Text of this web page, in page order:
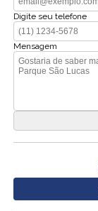
Digite seu telefone
Mensagem